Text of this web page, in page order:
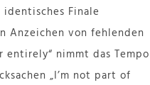
Finale
Anzeichen von fehlenden
nimmt das Tempo
„I’m not part of